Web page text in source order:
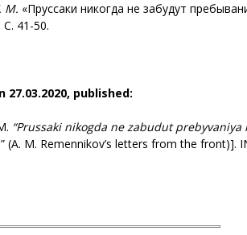
М. «Пруссаки никогда не забудут
41-50.
27.03.2020, published:
“Prussaki nikogda ne zabudut
(A. M. Remennikov’s letters from the front)].